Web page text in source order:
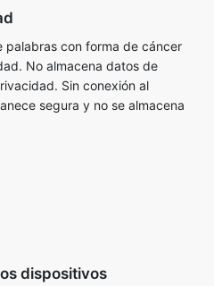
con forma de cáncer
No almacena datos de
Sin conexión al
segura y no se almacena
dispositivos